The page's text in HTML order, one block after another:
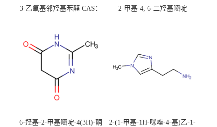
3-乙氧基邻羟基苯醛 CAS：
校可先用后付
2-甲基-4, 6-二羟基嘧啶
6-羟基-2-甲基嘧啶-4(3H)-酮
2-(1-甲基-1H-咪唑-4-基)乙-1-